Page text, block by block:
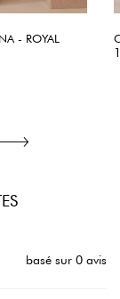
- ROYAL
basé sur 0 avis